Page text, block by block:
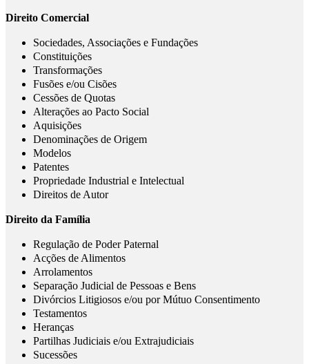
Direito Comercial
Sociedades, Associações e Fundações
Constituições
Transformações
Fusões e/ou Cisões
Cessões de Quotas
Alterações ao Pacto Social
Aquisições
Denominações de Origem
Modelos
Patentes
Propriedade Industrial e Intelectual
Direitos de Autor
Direito da Família
Regulação de Poder Paternal
Acções de Alimentos
Arrolamentos
Separação Judicial de Pessoas e Bens
Divórcios Litigiosos e/ou por Mútuo Consentimento
Testamentos
Heranças
Partilhas Judiciais e/ou Extrajudiciais
Sucessões